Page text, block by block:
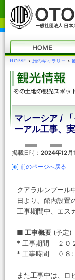
HOME › 旅のギャラリー ›
マレーシア /
ーアル工事、
掲載日時： 2024年12月
前のページへ戻る
クアラルンプール
日より、館内設置
工事期間中、エス
■ 工事概要 (予定)
* 工事期間: ２０
* 工事時間: ０８:
また工事中は、ロ